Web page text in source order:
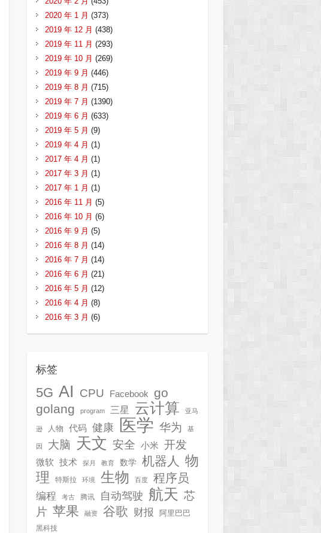
2020 年 1 月 (373)
2019 年 12 月 (438)
2019 年 11 月 (293)
2019 年 10 月 (269)
2019 年 9 月 (446)
2019 年 8 月 (715)
2019 年 7 月 (1390)
2019 年 6 月 (633)
2019 年 5 月 (9)
2019 年 4 月 (1)
2017 年 4 月 (1)
2017 年 3 月 (1)
2017 年 1 月 (1)
2016 年 11 月 (5)
2016 年 10 月 (6)
2016 年 9 月 (5)
2016 年 8 月 (14)
2016 年 7 月 (14)
2016 年 6 月 (21)
2016 年 5 月 (12)
2016 年 4 月 (8)
2016 年 3 月 (6)
标签
5G AI CPU Facebook
go
golang
program 三星 云计算 亚马
逊 人物 代码 健康 医学 华为 基
因 大脑 天文 安全 小米 开发
微软 技术 探月 教育 数学 机器人 物
理
特斯拉 环境 生物 百度 程序员
编程 考古 腾讯 自动驾驶 航天 芯
片 苹果 融资 谷歌 财报 阿里巴巴
黑科技